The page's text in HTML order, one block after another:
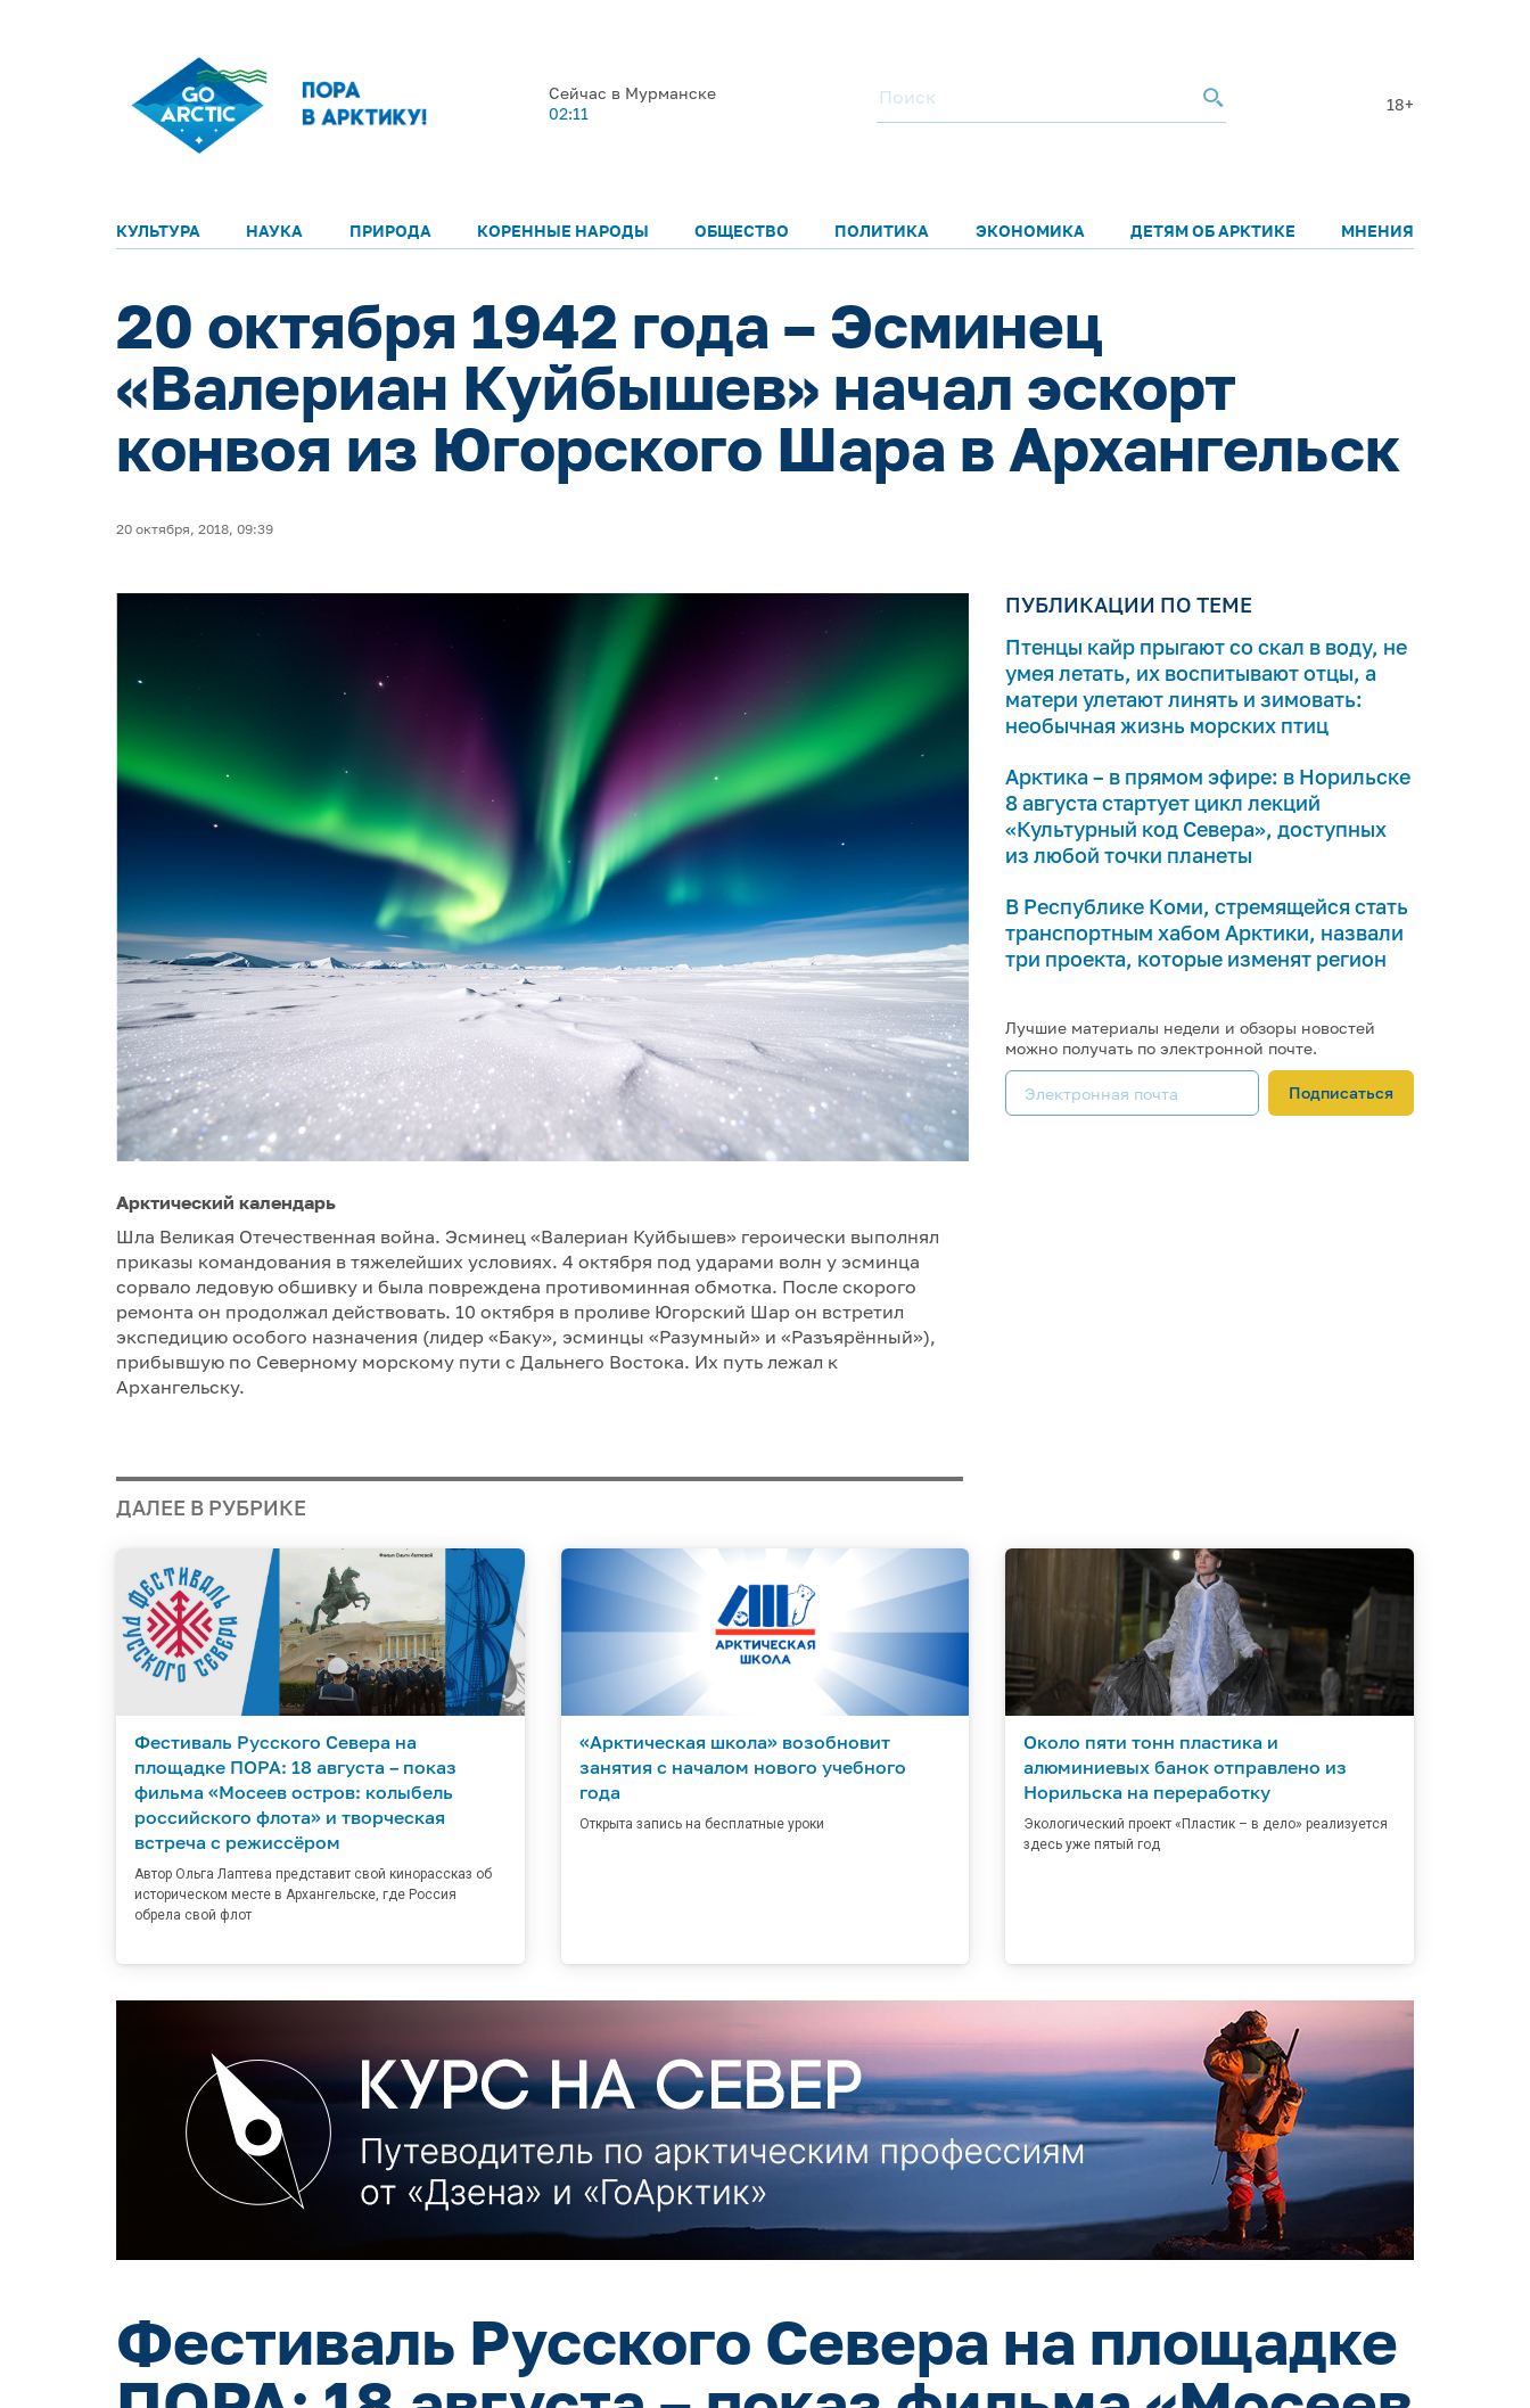
Сейчас в Мурманске
02:11
18+
КУЛЬТУРА НАУКА ПРИРОДА КОРЕННЫЕ НАРОДЫ ОБЩЕСТВО ПОЛИТИКА ЭКОНОМИКА ДЕТЯМ ОБ АРКТИКЕ МНЕНИЯ
20 октября 1942 года – Эсминец
«Валериан Куйбышев» начал эскорт
конвоя из Югорского Шара в Архангельск
20 октября, 2018, 09:39
Арктический календарь
Шла Великая Отечественная война. Эсминец «Валериан Куйбышев» героически выполнял
приказы командования в тяжелейших условиях. 4 октября под ударами волн у эсминца
сорвало ледовую обшивку и была повреждена противоминная обмотка. После скорого
ремонта он продолжал действовать. 10 октября в проливе Югорский Шар он встретил
экспедицию особого назначения (лидер «Баку», эсминцы «Разумный» и «Разъярённый»),
прибывшую по Северному морскому пути с Дальнего Востока. Их путь лежал к
Архангельску.
ПУБЛИКАЦИИ ПО ТЕМЕ
Птенцы кайр прыгают со скал в воду, не
умея летать, их воспитывают отцы, а
матери улетают линять и зимовать:
необычная жизнь морских птиц
Арктика – в прямом эфире: в Норильске
8 августа стартует цикл лекций
«Культурный код Севера», доступных
из любой точки планеты
В Республике Коми, стремящейся стать
транспортным хабом Арктики, назвали
три проекта, которые изменят регион
Лучшие материалы недели и обзоры новостей
можно получать по электронной почте.
Подписаться
ДАЛЕЕ В РУБРИКЕ
Фестиваль Русского Севера на
площадке ПОРА: 18 августа – показ
фильма «Мосеев остров: колыбель
российского флота» и творческая
встреча с режиссёром
Автор Ольга Лаптева представит свой кинорассказ об
историческом месте в Архангельске, где Россия
обрела свой флот
«Арктическая школа» возобновит
занятия с началом нового учебного
года
Открыта запись на бесплатные уроки
Около пяти тонн пластика и
алюминиевых банок отправлено из
Норильска на переработку
Экологический проект «Пластик – в дело» реализуется
здесь уже пятый год
Фестиваль Русского Севера на площадке